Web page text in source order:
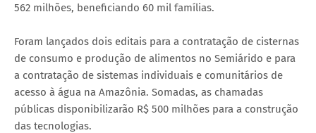
562 milhões, beneficiando 60 mil famílias.
Foram lançados dois editais para a contratação de cisternas
de consumo e produção de alimentos no Semiárido e para
a contratação de sistemas individuais e comunitários de
acesso à água na Amazônia. Somadas, as chamadas
públicas disponibilizarão R$ 500 milhões para a construção
das tecnologias.